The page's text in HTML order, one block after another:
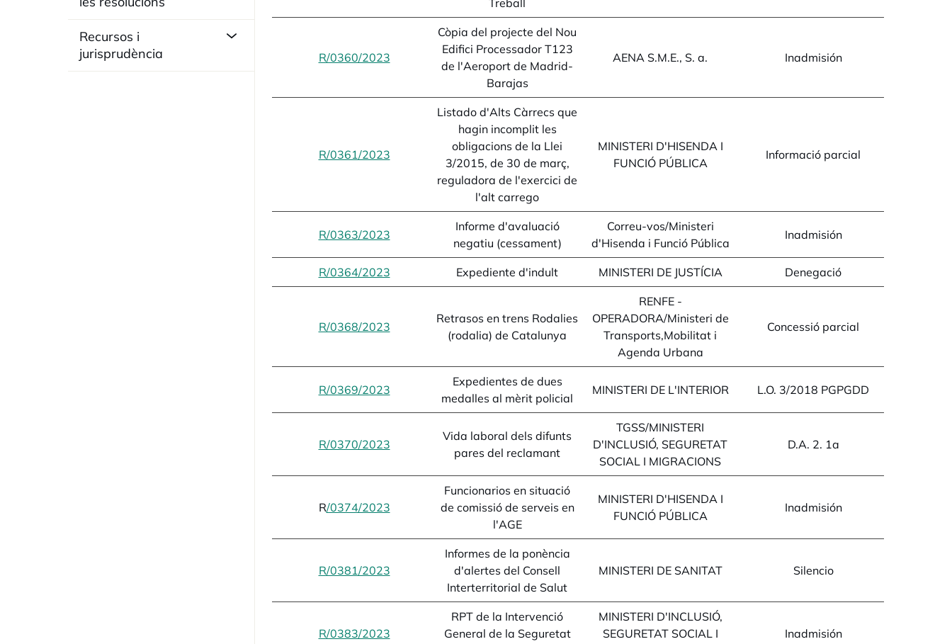
Recursos i
jurisprudència
Treball
R/0360/2023 opens in a new tab
Còpia del projecte del Nou
Edifici Processador T123
de l'Aeroport de Madrid-
Barajas
AENA S.M.E., S. a. Inadmisión
R/0361/2023 opens in a new tab
Listado d'Alts Càrrecs que
hagin incomplit les
obligacions de la Llei
3/2015, de 30 de març,
reguladora de l'exercici de
l'alt carrego
MINISTERI D'HISENDA I
FUNCIÓ PÚBLICA
Informació parcial
R/0363/2023 opens in a new tab
Informe d'avaluació
negatiu (cessament)
Correu-vos/Ministeri
d'Hisenda i Funció Pública
Inadmisión
R/0364/2023 opens in a new tabExpediente d'indult MINISTERI DE JUSTÍCIA Denegació
R/0368/2023 opens in a new tab
Retrasos en trens Rodalies
(rodalia) de Catalunya
RENFE -
OPERADORA/Ministeri de
Transports,Mobilitat i
Agenda Urbana
Concessió parcial
R/0369/2023 opens in a new tab
Expedientes de dues
medalles al mèrit policial
MINISTERI DE L'INTERIOR L.O. 3/2018 PGPGDD
R/0370/2023 opens in a new tab
Vida laboral dels difunts
pares del reclamant
TGSS/MINISTERI
D'INCLUSIÓ, SEGURETAT
SOCIAL I MIGRACIONS
D.A. 2. 1a
R/0374/2023 opens in a new tab
Funcionarios en situació
de comissió de serveis en
l'AGE
MINISTERI D'HISENDA I
FUNCIÓ PÚBLICA
Inadmisión
R/0381/2023 opens in a new tab
Informes de la ponència
d'alertes del Consell
Interterritorial de Salut
MINISTERI DE SANITAT Silencio
R/0383/2023 opens in a new tab
RPT de la Intervenció
General de la Seguretat
MINISTERI D'INCLUSIÓ,
SEGURETAT SOCIAL I
Inadmisión